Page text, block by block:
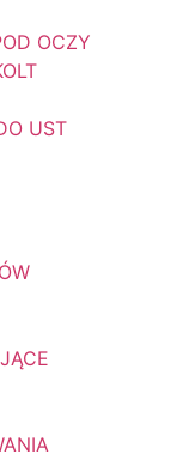
OCZY
UST